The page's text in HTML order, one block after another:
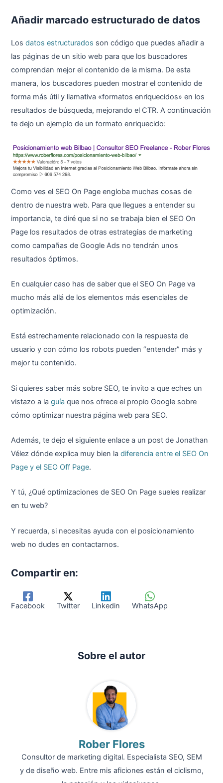
Añadir marcado estructurado de datos
Losdatos estructurados son código que puedes añadir a
las páginas de un sitio web para que los buscadores
comprendan mejor el contenido de la misma. De esta
manera, los buscadores pueden mostrar el contenido de
forma más útil y llamativa «formatos enriquecidos» en los
resultados de búsqueda, mejorando el CTR. A continuación
te dejo un ejemplo de un formato enriquecido:
Como ves el SEO On Page engloba muchas cosas de
dentro de nuestra web. Para que llegues a entender su
importancia, te diré que si no se trabaja bien el SEO On
Page los resultados de otras estrategias de marketing
como campañas de Google Ads no tendrán unos
resultados óptimos.
En cualquier caso has de saber que el SEO On Page va
mucho más allá de los elementos más esenciales de
optimización.
Está estrechamente relacionado con la respuesta de
usuario y con cómo los robots pueden “entender” más y
mejor tu contenido.
Si quieres saber más sobre SEO, te invito a que eches un
vistazo a laguía que nos ofrece el propio Google sobre
cómo optimizar nuestra página web para SEO.
Además, te dejo el siguiente enlace a un post de Jonathan
Vélez dónde explica muy bien ladiferencia entre el SEO On
Page y el SEO Off Page.
Y tú, ¿Qué optimizaciones de SEO On Page sueles realizar
en tu web?
Y recuerda, si necesitas ayuda con el posicionamiento
web no dudes en contactarnos.
Compartir en:
Facebook Twitter Linkedin WhatsApp
Sobre el autor
Rober Flores
Consultor de marketing digital. Especialista SEO, SEM
y de diseño web. Entre mis aficiones están el ciclismo,